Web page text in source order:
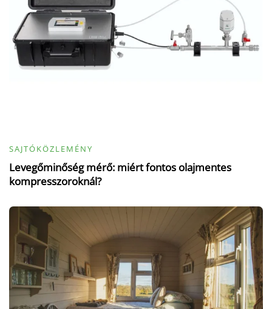
SAJTÓKÖZLEMÉNY
Levegőminőség mérő: miért fontos olajmentes
kompresszoroknál?